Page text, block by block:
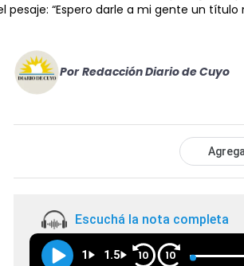
pesaje: “Espero darle a mi gente un título
Por Redacción Diario de Cuyo
Escuchá la nota completa
1 1.5 10 10